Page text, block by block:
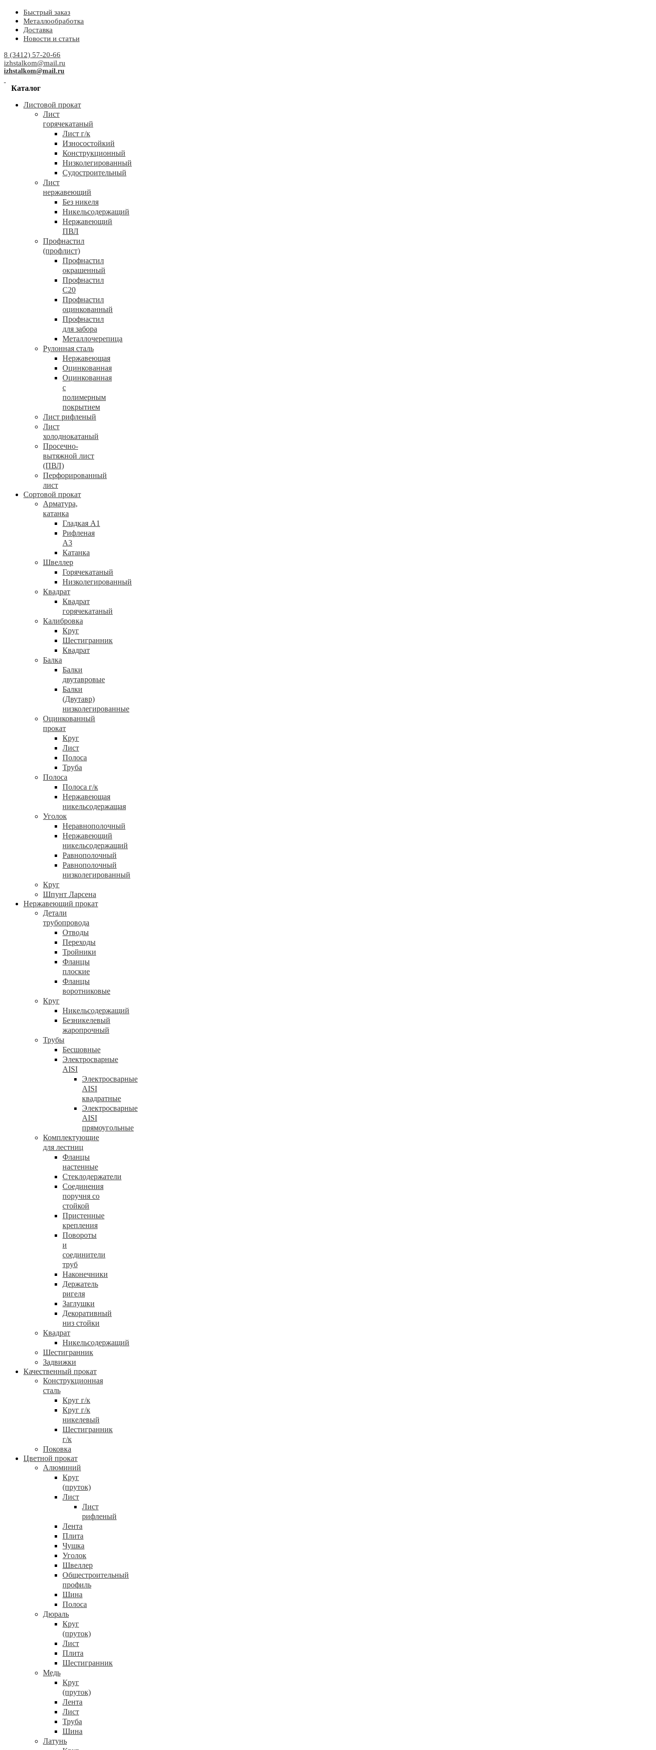
Быстрый заказ
Металлообработка
Доставка
Новости и статьи
8 (3412) 57-20-66
izhstalkom@mail.ru
izhstalkom@mail.ru
Каталог
Листовой прокат
Лист
горячекатаный
Лист г/к
Износостойкий
Конструкционный
Низколегированный
Судостроительный
Лист
нержавеющий
Без никеля
Никельсодержащий
Нержавеющий
ПВЛ
Профнастил
(профлист)
Профнастил
окрашенный
Профнастил
С20
Профнастил
оцинкованный
Профнастил
для забора
Металлочерепица
Рулонная сталь
Нержавеющая
Оцинкованная
Оцинкованная
с
полимерным
покрытием
Лист рифленый
Лист
холоднокатаный
Просечно-
вытяжной лист
(ПВЛ)
Перфорированный
лист
Сортовой прокат
Арматура,
катанка
Гладкая А1
Рифленая
А3
Катанка
Швеллер
Горячекатаный
Низколегированный
Квадрат
Квадрат
горячекатаный
Калибровка
Круг
Шестигранник
Квадрат
Балка
Балки
двутавровые
Балки
(Двутавр)
низколегированные
Оцинкованный
прокат
Круг
Лист
Полоса
Труба
Полоса
Полоса г/к
Нержавеющая
никельсодержащая
Уголок
Неравнополочный
Нержавеющий
никельсодержащий
Равнополочный
Равнополочный
низколегированный
Круг
Шпунт Ларсена
Нержавеющий прокат
Детали
трубопровода
Отводы
Переходы
Тройники
Фланцы
плоские
Фланцы
воротниковые
Круг
Никельсодержащий
Безникелевый
жаропрочный
Трубы
Бесшовные
Электросварные
AISI
Электросварные
AISI
квадратные
Электросварные
AISI
прямоугольные
Комплектующие
для лестниц
Фланцы
настенные
Стеклодержатели
Соединения
поручня со
стойкой
Пристенные
крепления
Повороты
и
соединители
труб
Наконечники
Держатель
ригеля
Заглушки
Декоративный
низ стойки
Квадрат
Никельсодержащий
Шестигранник
Задвижки
Качественный прокат
Конструкционная
сталь
Круг г/к
Круг г/к
никелевый
Шестигранник
г/к
Поковка
Цветной прокат
Алюминий
Круг
(пруток)
Лист
Лист
рифленый
Лента
Плита
Чушка
Уголок
Швеллер
Общестроительный
профиль
Шина
Полоса
Дюраль
Круг
(пруток)
Лист
Плита
Шестигранник
Медь
Круг
(пруток)
Лента
Лист
Труба
Шина
Латунь